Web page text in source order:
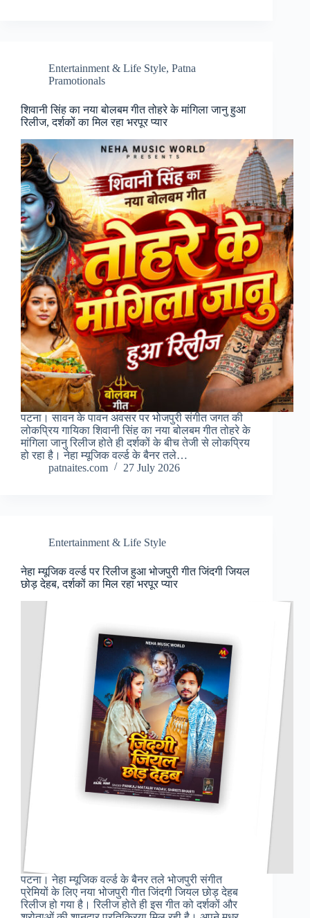
Entertainment & Life Style, Patna
Pramotionals
शिवानी सिंह का नया बोलबम गीत तोहरे के मांगिला जानु हुआ
रिलीज, दर्शकों का मिल रहा भरपूर प्यार
पटना। सावन के पावन अवसर पर भोजपुरी संगीत जगत की
लोकप्रिय गायिका शिवानी सिंह का नया बोलबम गीत तोहरे के
मांगिला जानु रिलीज होते ही दर्शकों के बीच तेजी से लोकप्रिय
हो रहा है। नेहा म्यूजिक वर्ल्ड के बैनर तले…
patnaites.com
27 July 2026
Entertainment & Life Style
नेहा म्यूजिक वर्ल्ड पर रिलीज हुआ भोजपुरी गीत जिंदगी जियल
छोड़ देहब, दर्शकों का मिल रहा भरपूर प्यार
पटना। नेहा म्यूजिक वर्ल्ड के बैनर तले भोजपुरी संगीत
प्रेमियों के लिए नया भोजपुरी गीत जिंदगी जियल छोड़ देहब
रिलीज हो गया है। रिलीज होते ही इस गीत को दर्शकों और